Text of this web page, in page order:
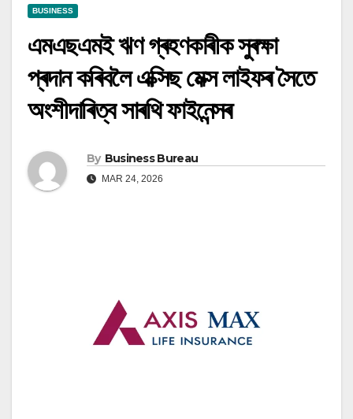
BUSINESS
এমএছএমই ঋণ গ্ৰহণকাৰীক সুৰক্ষা
প্ৰদান কৰিবলৈ এক্সিছ মেক্স লাইফৰ সৈতে
অংশীদাৰিত্ব সাৰথি ফাইনেন্সৰ
By Business Bureau
MAR 24, 2026